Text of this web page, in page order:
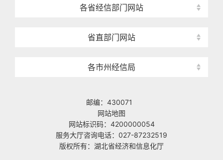
各省经信部门网站
省直部门网站
各市州经信局
邮编：430071
网站地图
网站标识码：4200000054
服务大厅咨询电话：027-87232519
版权所有：湖北省经济和信息化厅